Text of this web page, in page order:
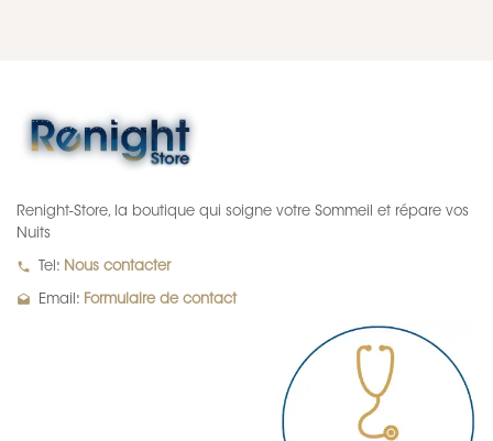
Renight-Store, la boutique qui soigne votre Sommeil et répare vos
Nuits
local_phone Tel: Nous contacter
drafts Email: Formulaire de contact